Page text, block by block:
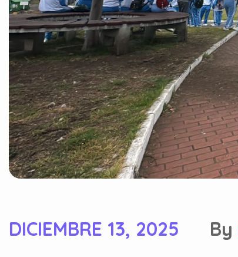
DICIEMBRE 13, 2025 By